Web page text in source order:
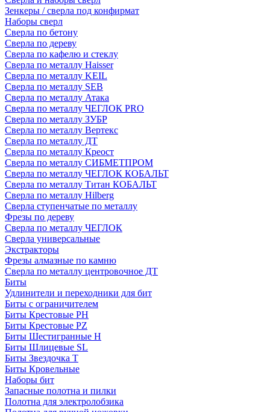
Зенкеры / сверла под конфирмат
Наборы сверл
Сверла по бетону
Сверла по дереву
Сверла по кафелю и стеклу
Сверла по металлу Haisser
Сверла по металлу KEIL
Сверла по металлу SEB
Сверла по металлу Атака
Сверла по металлу ЧЕГЛОК PRO
Сверла по металлу ЗУБР
Сверла по металлу Вертекс
Сверла по металлу ДТ
Сверла по металлу Креост
Сверла по металлу СИБМЕТПРОМ
Сверла по металлу ЧЕГЛОК КОБАЛЬТ
Сверла по металлу Титан КОБАЛЬТ
Сверла по металлу Hilberg
Сверла ступенчатые по металлу
Фрезы по дереву
Сверла по металлу ЧЕГЛОК
Сверла универсальные
Экстракторы
Фрезы алмазные по камню
Сверла по металлу центровочное ДТ
Биты
Удлинители и переходники для бит
Биты с ограничителем
Биты Крестовые PH
Биты Крестовые PZ
Биты Шестигранные H
Биты Шлицевые SL
Биты Звездочка T
Биты Кровельные
Наборы бит
Запасные полотна и пилки
Полотна для электролобзика